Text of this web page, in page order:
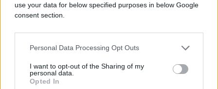
use your data for below specified purposes in below Google
consent section.
Personal Data Processing Opt Outs
I want to opt-out of the Sharing of my
personal data.
Opted In
značajnije simptome koji bi upućivali na bolest. Oni
se u većini slučajeva javljaju kada je bolest
javljaju u ranom stadiju nekih vrsta raka pluća.
Kašalj koji ne prolazi ili promjene u kroničnom